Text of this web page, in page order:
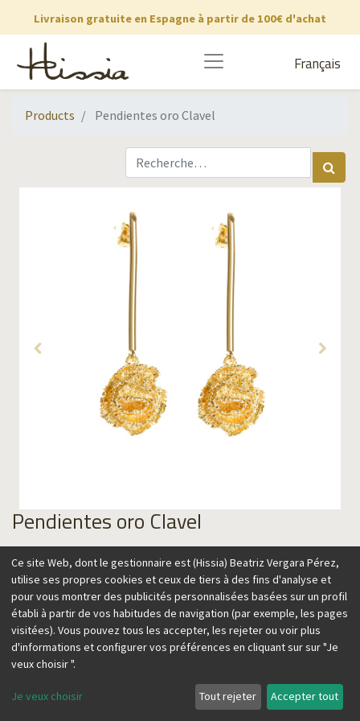
Livraison gratuite en Espagne à partir de 100€ d'achat
Français
Products Pendientes oro Clavel
Pendientes oro Clavel
115,00€
Ajouter au panier
Nuestros pendientes Clavel capturan la belleza de esta flor,
Ce site Web, dont le gestionnaire est (Hissia) Beatriz Vergara Pérez,
utilise ses propres cookies et ceux de tiers à des fins d'analyse et
pour vous montrer des publicités personnalisées basées sur un profil
établi à partir de vos habitudes de navigation (par exemple, les pages
visitées). Vous pouvez tous les accepter, les rejeter ou voir plus
d'informations et configurer vos préférences en cliquant sur sur "Je
veux choisir ".
Je veux choisir Tout rejeter Accepter tout